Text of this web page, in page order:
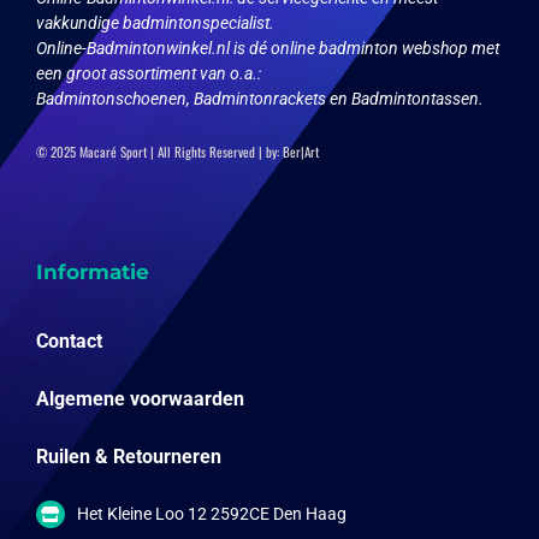
vakkundige badmintonspecialist.
Online-Badmintonwinkel.nl is dé online badminton webshop met
een groot assortiment van o.a.:
Badmintonschoenen, Badmintonrackets en Badmintontassen.
© 2025 Macaré Sport | All Rights Reserved | by:Ber|Art
Informatie
Contact
Algemene voorwaarden
Ruilen & Retourneren
Het Kleine Loo 12 2592CE Den Haag